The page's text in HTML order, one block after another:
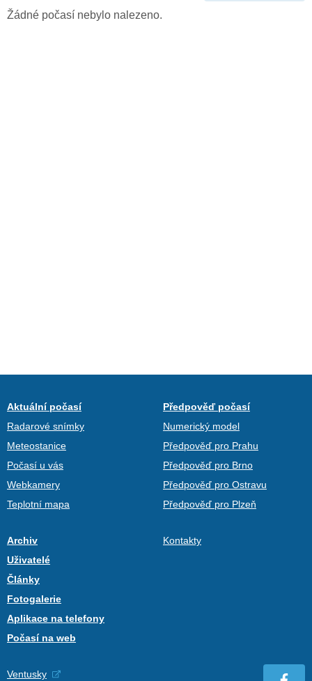
Žádné počasí nebylo nalezeno.
Aktuální počasí
Radarové snímky
Meteostanice
Počasí u vás
Webkamery
Teplotní mapa
Předpověď počasí
Numerický model
Předpověď pro Prahu
Předpověď pro Brno
Předpověď pro Ostravu
Předpověď pro Plzeň
Archiv
Uživatelé
Články
Fotogalerie
Aplikace na telefony
Počasí na web
Kontakty
Ventusky